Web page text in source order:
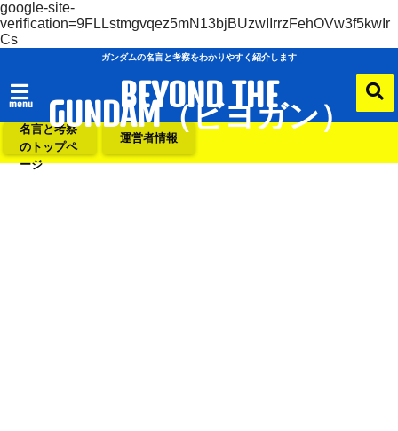
google-site-
verification=9FLLstmgvqez5mN13bjBUzwIIrrzFehOVw3f5kwIr
Cs
ガンダムの名言と考察をわかりやすく紹介します
menu BEYOND THE
GUNDAM（ビヨガン）
ガンダムの
名言と考察
のトップペ
ージ
運営者情報